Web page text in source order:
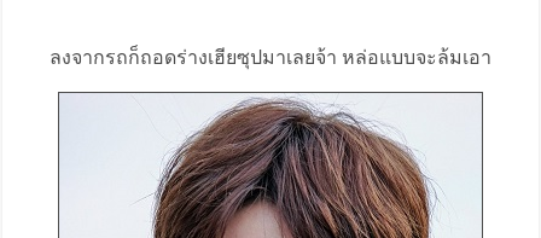
ลงจากรถก็ถอดร่างเฮียซุปมาเลยจ้า หล่อแบบจะล้มเอา